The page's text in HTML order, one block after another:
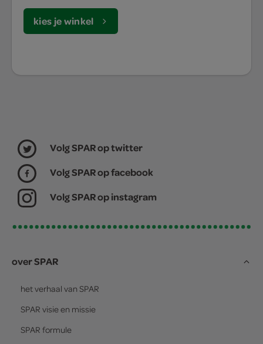
kies je winkel
Volg SPAR op twitter
Volg SPAR op facebook
Volg SPAR op instagram
over SPAR
het verhaal van SPAR
SPAR visie en missie
SPAR formule